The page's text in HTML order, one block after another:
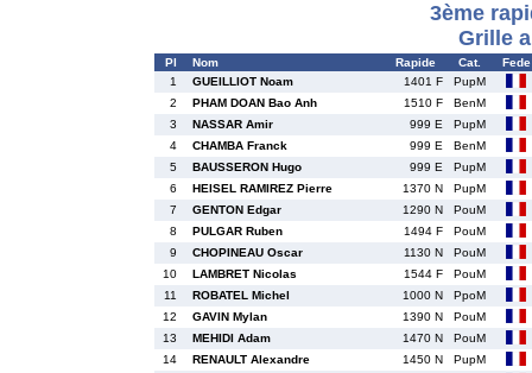
3ème
Grille
Pl Nom Rapide Cat.
Fede
1
GUEILLIOT Noam 1401 F
PupM
2
PHAM DOAN Bao Anh 1510 F
BenM
3
NASSAR Amir 999 E
PupM
4
CHAMBA Franck 999 E
BenM
5
BAUSSERON Hugo 999 E
PupM
6
HEISEL RAMIREZ Pierre 1370 N
PupM
7
GENTON Edgar 1290 N
PouM
8
PULGAR Ruben 1494 F
PouM
9
CHOPINEAU Oscar 1130 N
PouM
10
LAMBRET Nicolas 1544 F
PouM
11
ROBATEL Michel 1000 N
PpoM
12
GAVIN Mylan 1390 N
PouM
13
MEHIDI Adam 1470 N
PouM
14
RENAULT Alexandre 1450 N
PupM